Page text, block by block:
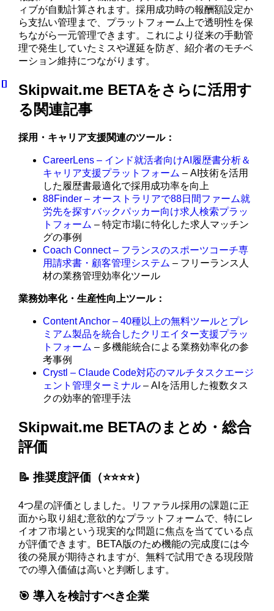
ィブが自動計算されます。採用成功時の報酬額設定か
ら支払い管理まで、プラットフォーム上で透明性を保
ちながら一元管理できます。これにより従来の手動管
理で発生していたミスや遅延を防ぎ、紹介者のモチベ
ーション維持につながります。
Skipwait.me BETAをさらに活用す
る関連記事
採用・キャリア支援関連のツール：
CareerLens – インド就活者向けAI履歴書分析＆
キャリア支援プラットフォーム – AI技術を活用
した履歴書最適化で採用成功率を向上
88Finder – オーストラリアで88日間ファーム就
労先を探すバックパッカー向け求人検索プラッ
トフォーム – 特定市場に特化した求人マッチン
グの事例
Coach Connect – フランスのスポーツコーチ専
用請求書・顧客管理システム – フリーランス人
材の業務管理効率化ツール
業務効率化・生産性向上ツール：
Content Anchor – 40種以上の無料ツールとプレ
ミアム製品を統合したクリエイター支援プラッ
トフォーム – 多機能統合による業務効率化の参
考事例
Crystl – Claude Code対応のマルチタスクエージ
ェント管理ターミナル – AIを活用した複数タス
クの効率的管理手法
Skipwait.me BETAのまとめ・総合
評価
📝 推奨度評価（⭐️⭐️⭐️⭐️）
4つ星の評価としました。リファラル採用の課題に正
面から取り組む意欲的なプラットフォームで、特にレ
イオフ市場という現実的な問題に焦点を当てている点
が評価できます。BETA版のため機能の完成度には今
後の発展が期待されますが、無料で試用できる現段階
での導入価値は高いと判断します。
🎯 導入を検討すべき企業